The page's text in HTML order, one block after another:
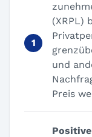
(XRPL)
und
Preis